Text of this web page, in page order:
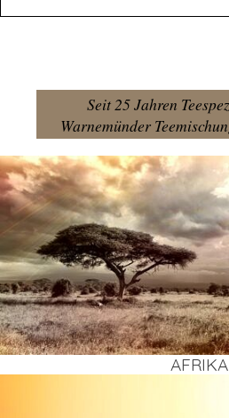
Seit 25 Jahren
Warnemünder
AFRI­KA